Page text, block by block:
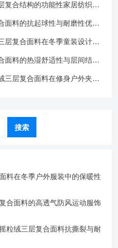
复合结构的功能性家居纺织品
面料的抗起球性与耐磨性优化
层复合面料在冬季童装设计中
面料的热湿舒适性与层间结合
三层复合面料在修身户外夹克
搜索
料在冬季户外服装中的保暖性
合面料的高透气防风运动服饰
粒绒三层复合面料抗撕裂与耐